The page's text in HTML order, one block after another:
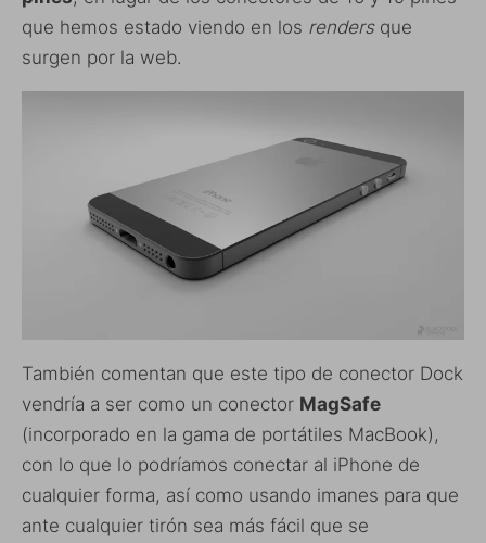
que hemos estado viendo en los rendersque
surgen por la web.
También comentan que este tipo de conector Dock
vendría a ser como un conector MagSafe
(incorporado en la gama de portátiles MacBook),
con lo que lo podríamos conectar al iPhone de
cualquier forma, así como usando imanes para que
ante cualquier tirón sea más fácil que se